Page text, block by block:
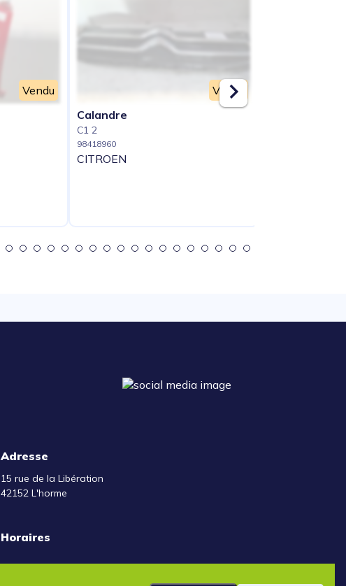
Vendu
Vendu
Calandre
C1 2
98418960
CITROEN
Adresse
15 rue de la Libération
42152 L'horme
Horaires